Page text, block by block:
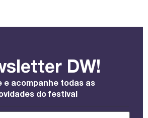
DW!
e acompanhe todas as
do festival